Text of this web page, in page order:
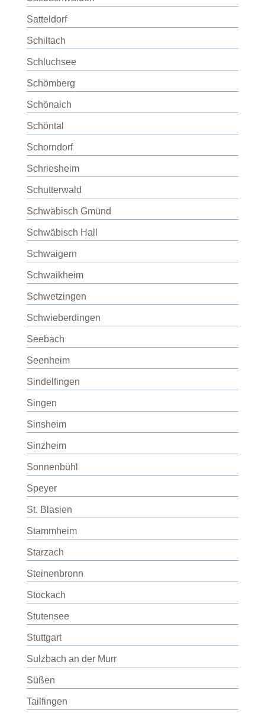
Satteldorf
Schiltach
Schluchsee
Schömberg
Schönaich
Schöntal
Schorndorf
Schriesheim
Schutterwald
Schwäbisch Gmünd
Schwäbisch Hall
Schwaigern
Schwaikheim
Schwetzingen
Schwieberdingen
Seebach
Seenheim
Sindelfingen
Singen
Sinsheim
Sinzheim
Sonnenbühl
Speyer
St. Blasien
Stammheim
Starzach
Steinenbronn
Stockach
Stutensee
Stuttgart
Sulzbach an der Murr
Süßen
Tailfingen